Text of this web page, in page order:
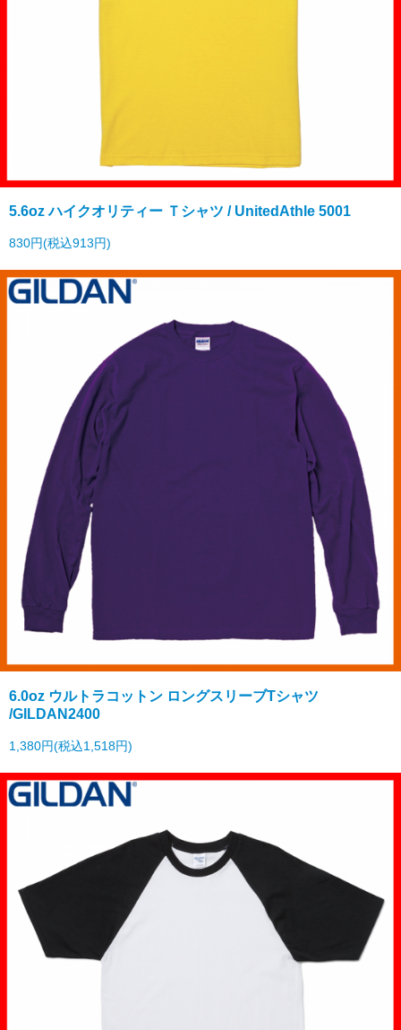
5.6oz ハイクオリティー Ｔシャツ / UnitedAthle 5001
830円(税込913円)
6.0oz ウルトラコットン ロングスリーブTシャツ
/GILDAN2400
1,380円(税込1,518円)